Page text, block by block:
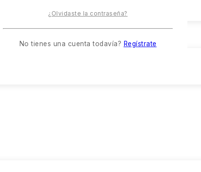
¿Olvidaste la contraseña?
No tienes una cuenta todavía? Regístrate